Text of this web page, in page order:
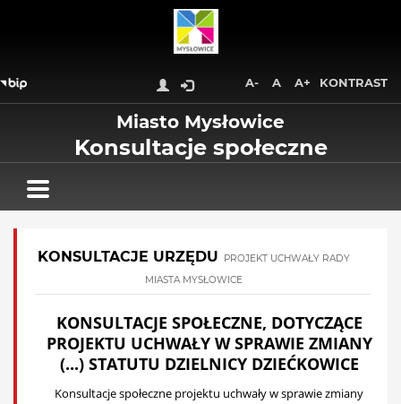
Wróć na początek strony
Przejdź do treści głównej
Przejdź do stopki
Przejdź do mapy serwisu
A- A A+ KONTRAST
Miasto Mysłowice
Konsultacje społeczne
KONSULTACJE URZĘDU PROJEKT UCHWAŁY RADY
MIASTA MYSŁOWICE
KONSULTACJE SPOŁECZNE, DOTYCZĄCE
PROJEKTU UCHWAŁY W SPRAWIE ZMIANY
(...) STATUTU DZIELNICY DZIEĆKOWICE
Konsultacje społeczne projektu uchwały w sprawie zmiany